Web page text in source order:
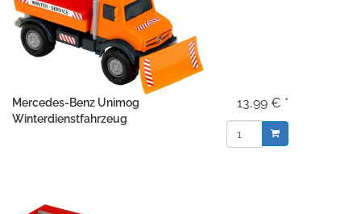
Mercedes-Benz Unimog
Winterdienstfahrzeug
13,99 € *